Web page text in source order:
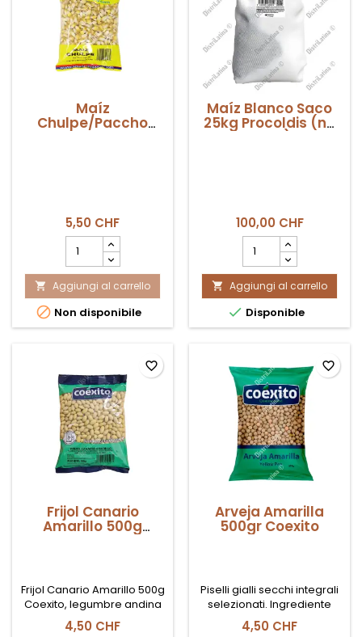
Maíz
Chulpe/Paccho
América 500gr
5,50 CHF
quantità
del
prodotto
Maíz
Chulpe/Paccho
América
 Aggiungi al carrello
 Non disponibile
Maíz Blanco Saco
25kg Procoldis (no
GMO)
100,00 CHF
quantità
del
prodotto
Maíz
Blanco
Saco
(no
GMO)
 Aggiungi al carrello
 Disponible
Frijol Canario
Amarillo 500g
Frijol Canario Amarillo 500g
Coexito, legumbre andina
de textura cremosa ideal
para guisos y cocina
4,50 CHF
favorite_border
Arveja Amarilla
500gr Coexito
Piselli gialli secchi integrali
selezionati. Ingrediente
fondamentale per zuppe,
creme e stufati tradizionali.
4,50 CHF
favorite_border